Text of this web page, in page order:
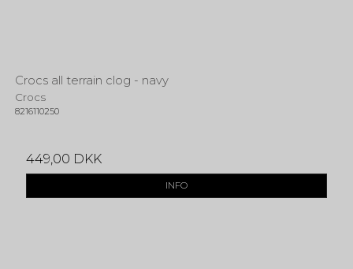
Crocs all terrain clog - navy
Crocs
8216110250
449,00 DKK
INFO